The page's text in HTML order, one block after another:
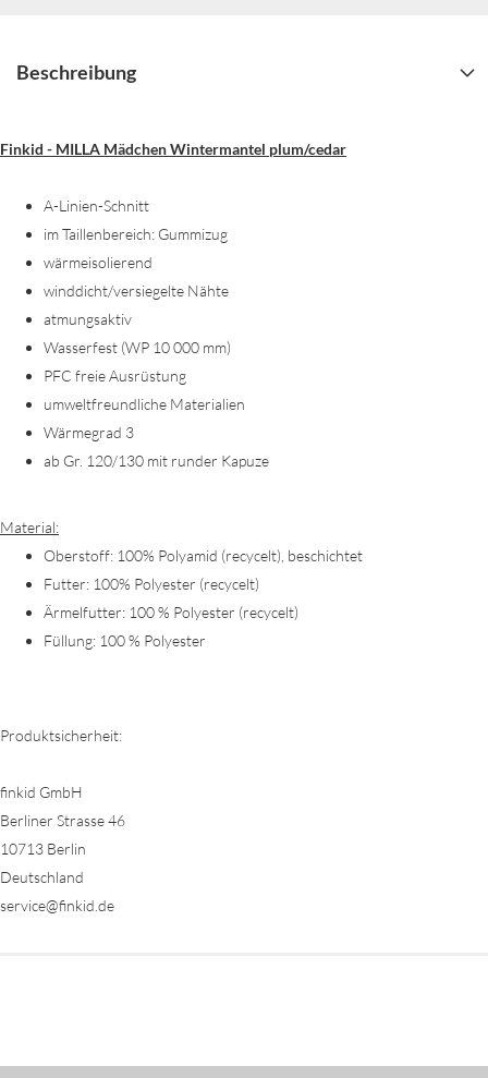
Beschreibung
Finkid - MILLA Mädchen Wintermantel plum/cedar
A-Linien-Schnitt
im Taillenbereich: Gummizug
wärmeisolierend
winddicht/versiegelte Nähte
atmungsaktiv
Wasserfest (WP 10 000 mm)
PFC freie Ausrüstung
umweltfreundliche Materialien
Wärmegrad 3
ab Gr. 120/130 mit runder Kapuze
Material:
Oberstoff: 100% Polyamid (recycelt), beschichtet
Futter: 100% Polyester (recycelt)
Ärmelfutter: 100 % Polyester (recycelt)
Füllung: 100 % Polyester
Produktsicherheit:
finkid GmbH
Berliner Strasse 46
10713 Berlin
Deutschland
service@finkid.de